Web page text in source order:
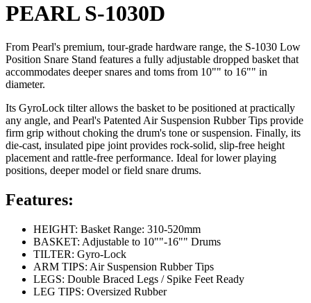
PEARL S-1030D
From Pearl's premium, tour-grade hardware range, the S-1030 Low
Position Snare Stand features a fully adjustable dropped basket that
accommodates deeper snares and toms from 10"" to 16"" in
diameter.
Its GyroLock tilter allows the basket to be positioned at practically
any angle, and Pearl's Patented Air Suspension Rubber Tips provide
firm grip without choking the drum's tone or suspension. Finally, its
die-cast, insulated pipe joint provides rock-solid, slip-free height
placement and rattle-free performance. Ideal for lower playing
positions, deeper model or field snare drums.
Features:
HEIGHT: Basket Range: 310-520mm
BASKET: Adjustable to 10""-16"" Drums
TILTER: Gyro-Lock
ARM TIPS: Air Suspension Rubber Tips
LEGS: Double Braced Legs / Spike Feet Ready
LEG TIPS: Oversized Rubber